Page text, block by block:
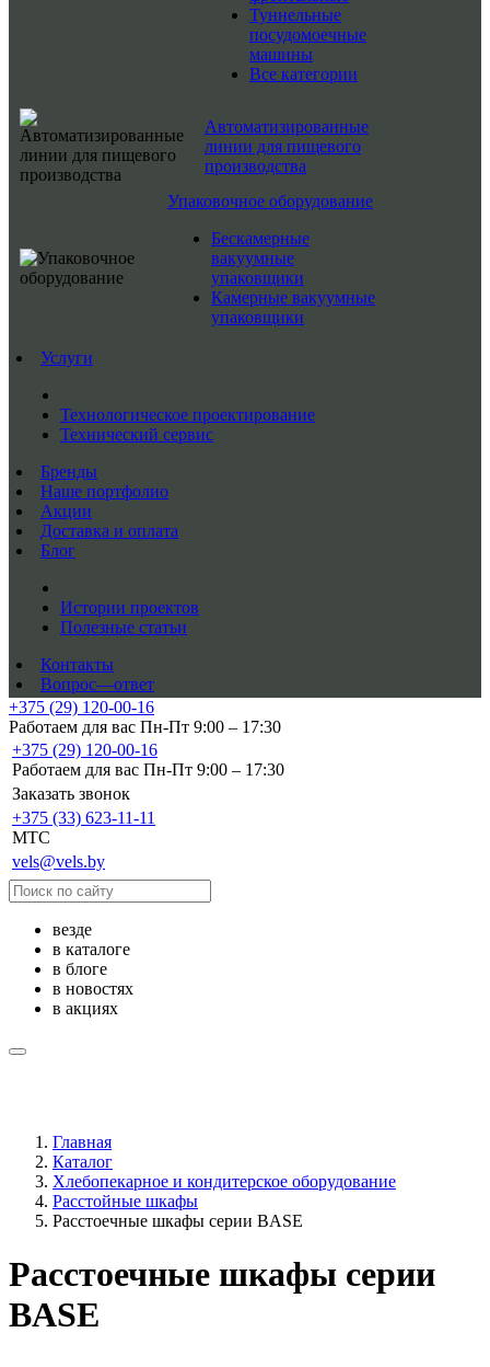
Туннельные
посудомоечные
машины
Все категории
Автоматизированные
линии для пищевого
производства
Упаковочное оборудование
Бескамерные
вакуумные
упаковщики
Камерные вакуумные
упаковщики
Услуги
Технологическое проектирование
Технический сервис
Бренды
Наше портфолио
Акции
Доставка и оплата
Блог
Истории проектов
Полезные статьи
Контакты
Вопрос—ответ
+375 (29) 120-00-16
Работаем для вас Пн-Пт 9:00 – 17:30
+375 (29) 120-00-16
Работаем для вас Пн-Пт 9:00 – 17:30
Заказать звонок
+375 (33) 623-11-11
MTC
vels@vels.by
везде
в каталоге
в блоге
в новостях
в акциях
Главная
Каталог
Хлебопекарное и кондитерское оборудование
Расстойные шкафы
Расстоечные шкафы серии BASE
Расстоечные шкафы серии
BASE